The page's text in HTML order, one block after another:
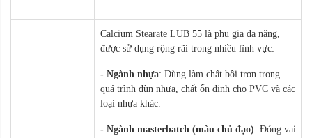
Calcium Stearate LUB 55 là phụ gia đa năng,
được sử dụng rộng rãi trong nhiều lĩnh vực:
- Ngành nhựa: Dùng làm chất bôi trơn trong
quá trình đùn nhựa, chất ổn định cho PVC và các
loại nhựa khác.
- Ngành masterbatch (màu chủ đạo): Đóng vai